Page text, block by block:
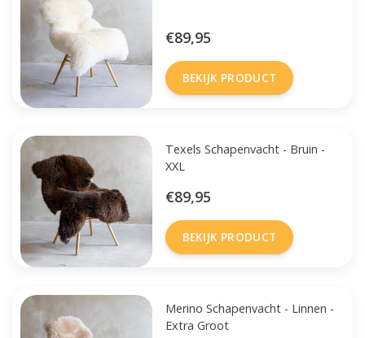
€89,95
BEKIJK PRODUCT
Texels Schapenvacht - Bruin -
XXL
€89,95
BEKIJK PRODUCT
Merino Schapenvacht - Linnen -
Extra Groot